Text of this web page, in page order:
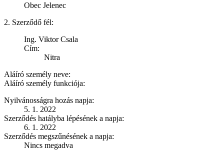
Obec Jelenec
2. Szerződő fél:
Ing. Viktor Csala
Cím:
Nitra
Aláíró személy neve:
Aláíró személy funkciója:
Nyilvánosságra hozás napja:
5. 1. 2022
Szerződés hatályba lépésének a napja:
6. 1. 2022
Szerződés megszűnésének a napja:
Nincs megadva